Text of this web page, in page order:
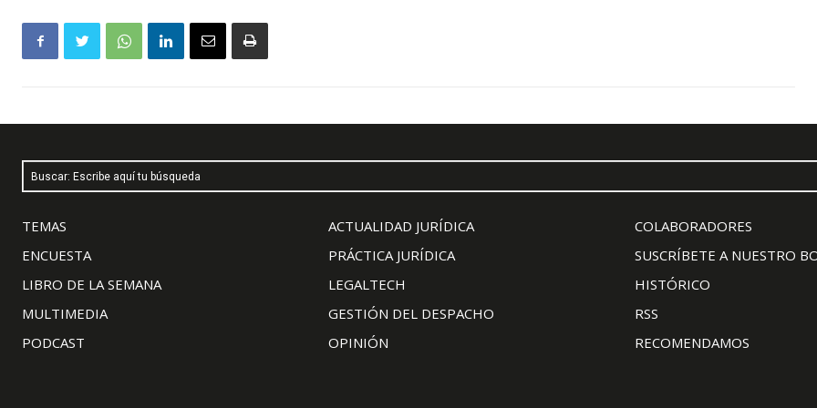
Buscar: Escribe aquí tu búsqueda
TEMAS
ENCUESTA
LIBRO DE LA SEMANA
MULTIMEDIA
PODCAST
ACTUALIDAD JURÍDICA
PRÁCTICA JURÍDICA
LEGALTECH
GESTIÓN DEL DESPACHO
OPINIÓN
COLABORADORES
SUSCRÍBETE A NUESTRO
HISTÓRICO
RSS
RECOMENDAMOS